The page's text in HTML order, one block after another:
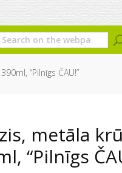
“Pilnīgs ČAU!”
metāla
“Pilnīgs